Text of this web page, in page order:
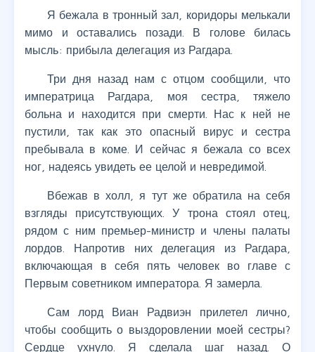
Я бежала в тронный зал, коридоры мелькали
мимо и оставались позади. В голове билась
мысль: прибыла делегация из Рагдара.
Три дня назад нам с отцом сообщили, что
императрица Рагдара, моя сестра, тяжело
больна и находится при смерти. Нас к ней не
пустили, так как это опасный вирус и сестра
пребывала в коме. И сейчас я бежала со всех
ног, надеясь увидеть ее целой и невредимой.
Вбежав в холл, я тут же обратила на себя
взгляды присутствующих. У трона стоял отец,
рядом с ним премьер-министр и члены палаты
лордов. Напротив них делегация из Рагдара,
включающая в себя пять человек во главе с
Первым советником императора. Я замерла.
Сам лорд Виан Радвиэн прилетел лично,
чтобы сообщить о выздоровлении моей сестры?
Сердце ухнуло. Я сделала шаг назад. О